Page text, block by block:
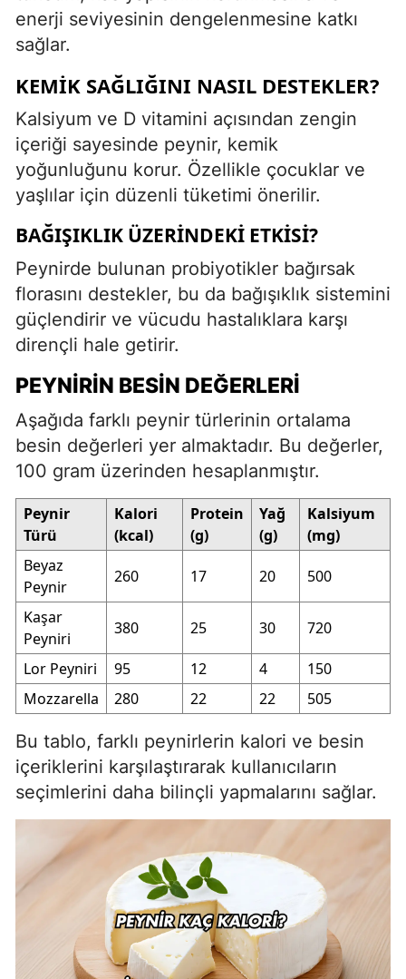
enerji seviyesinin dengelenmesine katkı
sağlar.
KEMIK SAĞLIĞINI NASIL DESTEKLER?
Kalsiyum ve D vitamini açısından zengin
içeriği sayesinde peynir, kemik
yoğunluğunu korur. Özellikle çocuklar ve
yaşlılar için düzenli tüketimi önerilir.
BAĞIŞIKLIK ÜZERINDEKI ETKISI?
Peynirde bulunan probiyotikler bağırsak
florasını destekler, bu da bağışıklık sistemini
güçlendirir ve vücudu hastalıklara karşı
dirençli hale getirir.
PEYNIRIN BESIN DEĞERLERI
Aşağıda farklı peynir türlerinin ortalama
besin değerleri yer almaktadır. Bu değerler,
100 gram üzerinden hesaplanmıştır.
Peynir
Türü
Kalori
(kcal)
Protein
(g)
Yağ
(g)
Kalsiyum
(mg)
Beyaz
Peynir
260 17 20 500
Kaşar
Peyniri
380 25 30 720
Lor Peyniri 95 12 4
150
Mozzarella
280 22 22 505
Bu tablo, farklı peynirlerin kalori ve besin
içeriklerini karşılaştırarak kullanıcıların
seçimlerini daha bilinçli yapmalarını sağlar.